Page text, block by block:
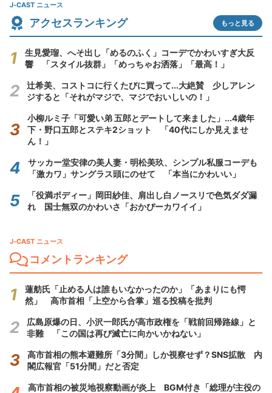
J-CAST ニュース
アクセスランキング もっと見る
生見愛瑠、へそ出し「めるのふく」コーデでかわいすぎ大反
響 「スタイル抜群」「めっちゃお洒落」「最高！」
辻希美、コストコに行くたびに買って...大絶賛 少しアレン
ジすると「それがマジで、マジでおいしいの！」
小柳ルミ子「可愛い弟 五郎とデートして来ました」...4歳年
下・野口五郎とステキ2ショット 「40代にしか見えませ
ん！」
サッカー堂安律の美人妻・明松美玖、シンプル私服コーデも
「激カワ」サングラス頭にのせて 「本当にかわいい」
「役満ボディー」岡田紗佳、肩出し白ノースリで色気ダダ漏
れ 国士無双のかわいさ「おかぴーカワイイ」
J-CAST ニュース
コメントランキング
蓮舫氏「止める人は誰もいなかったのか」「あまりにも愕
然」 高市首相「上空から合掌」巡る投稿を批判
広島原爆の日、小沢一郎氏が高市政権を「戦前回帰路線」と
非難 「この国は再び滅亡に向かいかねない」
高市首相の熊本避難所「3分間」しか視察せず？SNS拡散 内
閣広報官「51分間」だと否定
高市首相の被災地視察動画が炎上 BGM付き「総理が主役の